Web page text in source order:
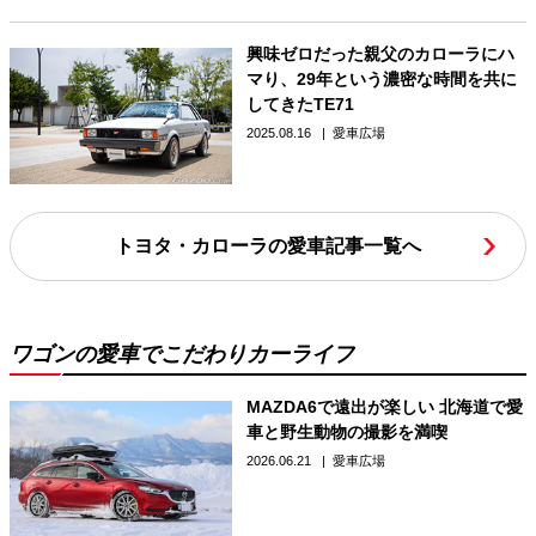
興味ゼロだった親父のカローラにハ
マり、29年という濃密な時間を共に
してきたTE71
2025.08.16 愛車広場
トヨタ・カローラの愛車記事一覧へ
ワゴンの愛車でこだわりカーライフ
MAZDA6で遠出が楽しい 北海道で愛
車と野生動物の撮影を満喫
2026.06.21 愛車広場